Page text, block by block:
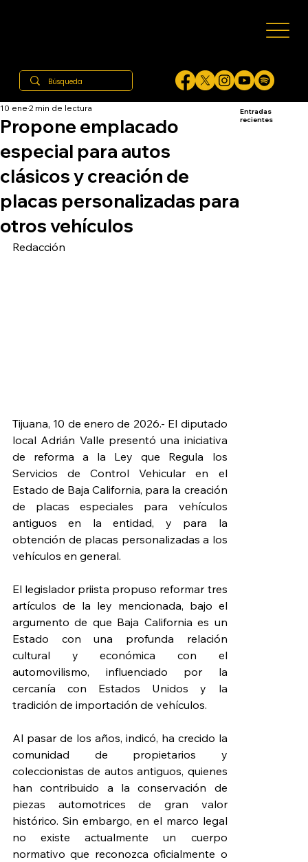
Propone emplacado
especial para autos
clásicos y creación de
placas personalizadas para
otros vehículos
10 ene 2 min de lectura
Redacción
Tijuana, 10 de enero de 2026.- El diputado
local Adrián Valle presentó una iniciativa
de reforma a la Ley que Regula los
Servicios de Control Vehicular en el
Estado de Baja California, para la creación
de placas especiales para vehículos
antiguos en la entidad, y para la
obtención de placas personalizadas a los
vehículos en general.
El legislador priista propuso reformar tres
artículos de la ley mencionada, bajo el
argumento de que Baja California es un
Estado con una profunda relación
cultural y económica con el
automovilismo, influenciado por la
cercanía con Estados Unidos y la
tradición de importación de vehículos.
Al pasar de los años, indicó, ha crecido la
comunidad de propietarios y
coleccionistas de autos antiguos, quienes
han contribuido a la conservación de
piezas automotrices de gran valor
histórico. Sin embargo, en el marco legal
no existe actualmente un cuerpo
normativo que reconozca oficialmente o
Entradas
recientes